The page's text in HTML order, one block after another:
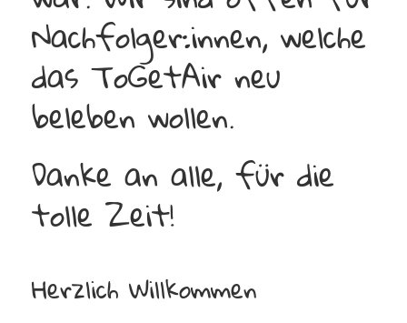
Nachfolger:innen, welche
das ToGetAir neu
beleben wollen.
Danke an alle, für die
tolle Zeit!
Herzlich Willkommen